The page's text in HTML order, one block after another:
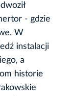
- gdzie
W
instalacji
a
historie